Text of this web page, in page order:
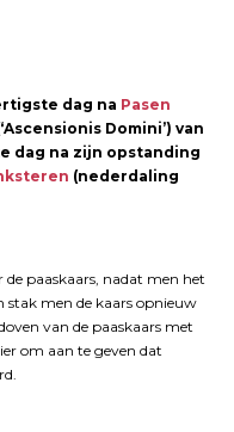
dag na Pasen
Domini’) van
dag na zijn opstanding
(nederdaling
paaskaars, nadat men het
stak men de kaars opnieuw
van de paaskaars met
om aan te geven dat